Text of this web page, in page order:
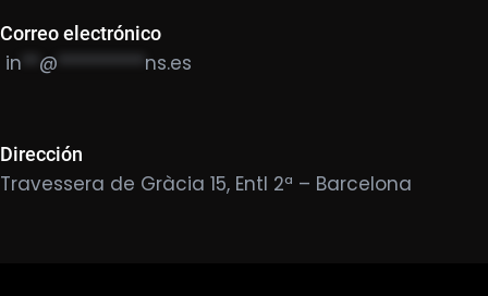
Correo electrónico
in @ ********** ns.es
Dirección
Travessera de Gràcia 15, Entl 2ª – Barcelona